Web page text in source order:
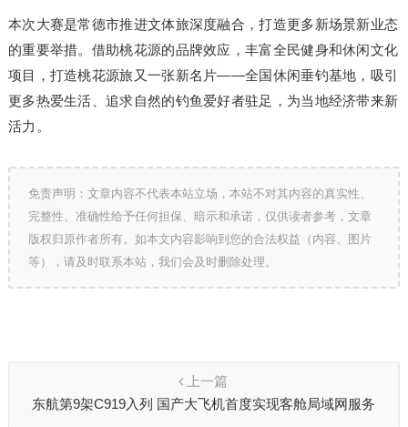
本次大赛是常德市推进文体旅深度融合，打造更多新场景新业态
的重要举措。借助桃花源的品牌效应，丰富全民健身和休闲文化
项目，打造桃花源旅又一张新名片——全国休闲垂钓基地，吸引
更多热爱生活、追求自然的钓鱼爱好者驻足，为当地经济带来新
活力。
免责声明：文章内容不代表本站立场，本站不对其内容的真实性、
完整性、准确性给予任何担保、暗示和承诺，仅供读者参考，文章
版权归原作者所有。如本文内容影响到您的合法权益（内容、图片
等），请及时联系本站，我们会及时删除处理。
上一篇
东航第9架C919入列 国产大飞机首度实现客舱局域网服务